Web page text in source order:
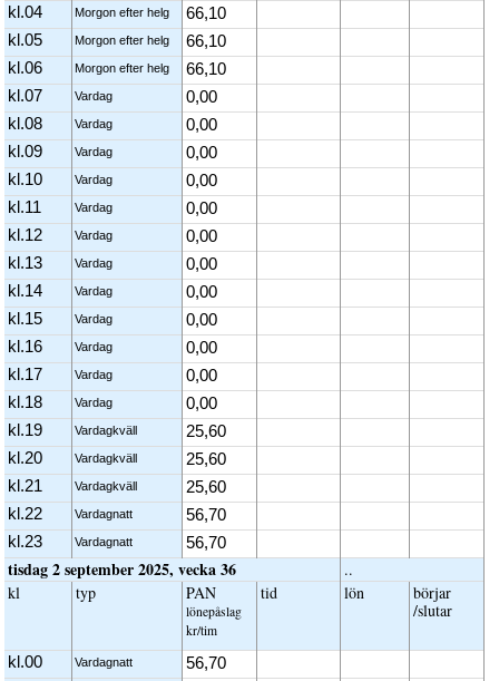
kl.04
Morgon efter helg
66,10
kl.05
Morgon efter helg
66,10
kl.06
Morgon efter helg
66,10
kl.07
Vardag
0,00
kl.08
Vardag
0,00
kl.09
Vardag
0,00
kl.10
Vardag
0,00
kl.11
Vardag
0,00
kl.12
Vardag
0,00
kl.13
Vardag
0,00
kl.14
Vardag
0,00
kl.15
Vardag
0,00
kl.16
Vardag
0,00
kl.17
Vardag
0,00
kl.18
Vardag
0,00
kl.19
Vardagkväll
25,60
kl.20
Vardagkväll
25,60
kl.21
Vardagkväll
25,60
kl.22
Vardagnatt
56,70
kl.23
Vardagnatt 56,70
tisdag 2 september 2025, vecka 36
..
kl
typ PAN
löne­påslag
kr/tim
tid lön
börjar
/slutar
kl.00 Vardagnatt
56,70